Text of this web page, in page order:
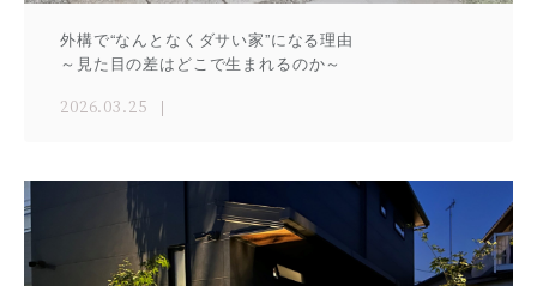
外構で“なんとなくダサい家”になる理由
～見た目の差はどこで生まれるのか～
2026.03.25